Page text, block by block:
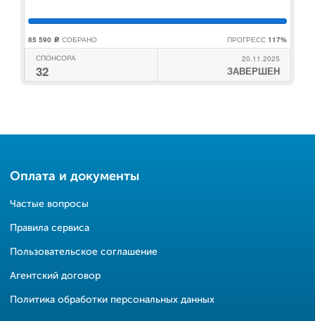
85 590 c СОБРАНО ПРОГРЕСС 117%
СПОНСОРА
32
20.11.2025
ЗАВЕРШЕН
Оплата и документы
Частые вопросы
Правила сервиса
Пользовательское соглашение
Агентский договор
Политика обработки персональных данных